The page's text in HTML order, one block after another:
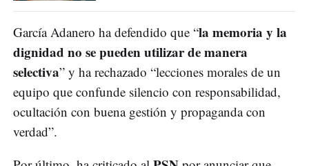
García Adanero ha defendido que “la memoria y la
dignidad no se pueden utilizar de manera
selectiva” y ha rechazado “lecciones morales de un
equipo que confunde silencio con responsabilidad,
ocultación con buena gestión y propaganda con
verdad”.